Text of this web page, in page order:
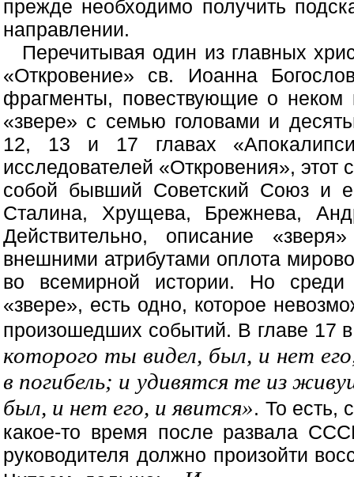
прежде необходимо получить
направлении.
Перечитывая один из главных
«Откровение» св. Иоанна
фрагменты, повествующие о неком
«звере» с семью головами и
12, 13 и 17 главах
исследователей «Откровения», этот
собой бывший Советский Союз и
Сталина, Хрущева, Брежнева,
Действительно, описание
внешними атрибутами оплота
во всемирной истории. Но
«звере», есть одно, которое
произошедших событий. В главе 17
которого ты видел, был, и нет
в погибель; и удивятся те из
был, и нет его, и явится». То есть,
какое-то время после развала
руководителя должно произойти